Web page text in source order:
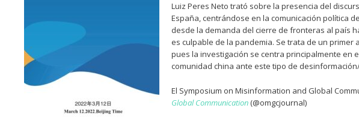
Luiz Peres Neto trató sobre la presencia del
España, centrándose en la comunicación política
desde la demanda del cierre de fronteras al país
es culpable de la pandemia. Se trata de un
pues la investigación se centra principalmente en
comunidad china ante este tipo de
El Symposium on Misinformation and Global
Global Communication (@omgcjournal)